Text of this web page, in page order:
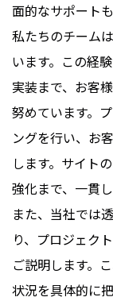
面的なサポート
私たちのチーム
います。この経
実装まで、お客
努めています。
ングを行い、お
します。サイト
強化まで、一貫
また、当社では
り、プロジェク
ご説明します。
状況を具体的に